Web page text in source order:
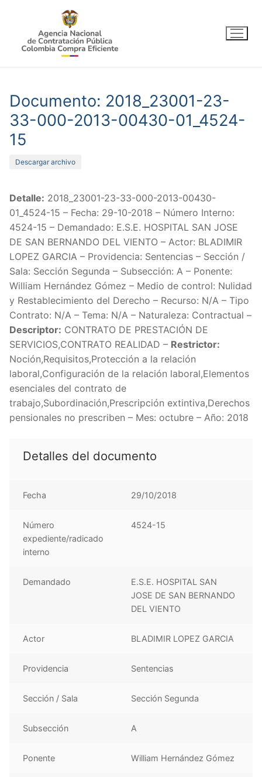
contenido
Documento: 2018_23001-23-
33-000-2013-00430-01_4524-
15
Descargar archivo
Detalle: 2018_23001-23-33-000-2013-00430-
01_4524-15 – Fecha: 29-10-2018 – Número Interno:
4524-15 – Demandado: E.S.E. HOSPITAL SAN JOSE
DE SAN BERNANDO DEL VIENTO – Actor: BLADIMIR
LOPEZ GARCIA – Providencia: Sentencias – Sección /
Sala: Sección Segunda – Subsección: A – Ponente:
William Hernández Gómez – Medio de control: Nulidad
y Restablecimiento del Derecho – Recurso: N/A – Tipo
Contrato: N/A – Tema: N/A – Naturaleza: Contractual –
Descriptor: CONTRATO DE PRESTACIÓN DE
SERVICIOS,CONTRATO REALIDAD – Restrictor:
Noción,Requisitos,Protección a la relación
laboral,Configuración de la relación laboral,Elementos
esenciales del contrato de
trabajo,Subordinación,Prescripción extintiva,Derechos
pensionales no prescriben – Mes: octubre – Año: 2018
Detalles del documento
Fecha 29/10/2018
Número
expediente/radicado
interno
4524-15
Demandado
E.S.E. HOSPITAL SAN
JOSE DE SAN BERNANDO
DEL VIENTO
Actor BLADIMIR LOPEZ GARCIA
Providencia Sentencias
Sección / Sala Sección Segunda
Subsección A
Ponente William Hernández Gómez